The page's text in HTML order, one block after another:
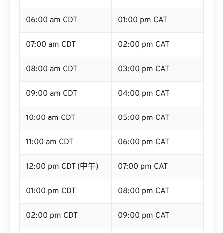
06:00 am CDT 01:00 pm CAT
07:00 am CDT 02:00 pm CAT
08:00 am CDT 03:00 pm CAT
09:00 am CDT 04:00 pm CAT
10:00 am CDT 05:00 pm CAT
11:00 am CDT 06:00 pm CAT
12:00 pm CDT (中午) 07:00 pm CAT
01:00 pm CDT 08:00 pm CAT
02:00 pm CDT 09:00 pm CAT